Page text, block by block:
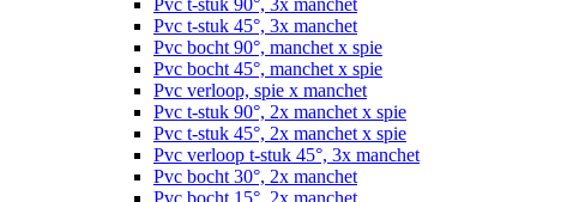
Pvc t-stuk 90°, 3x manchet
Pvc t-stuk 45°, 3x manchet
Pvc bocht 90°, manchet x spie
Pvc bocht 45°, manchet x spie
Pvc verloop, spie x manchet
Pvc t-stuk 90°, 2x manchet x spie
Pvc t-stuk 45°, 2x manchet x spie
Pvc verloop t-stuk 45°, 3x manchet
Pvc bocht 30°, 2x manchet
Pvc bocht 15°, 2x manchet